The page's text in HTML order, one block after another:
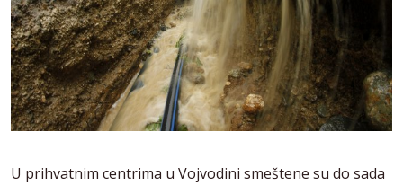
U prihvatnim centrima u Vojvodini smeštene su do sada